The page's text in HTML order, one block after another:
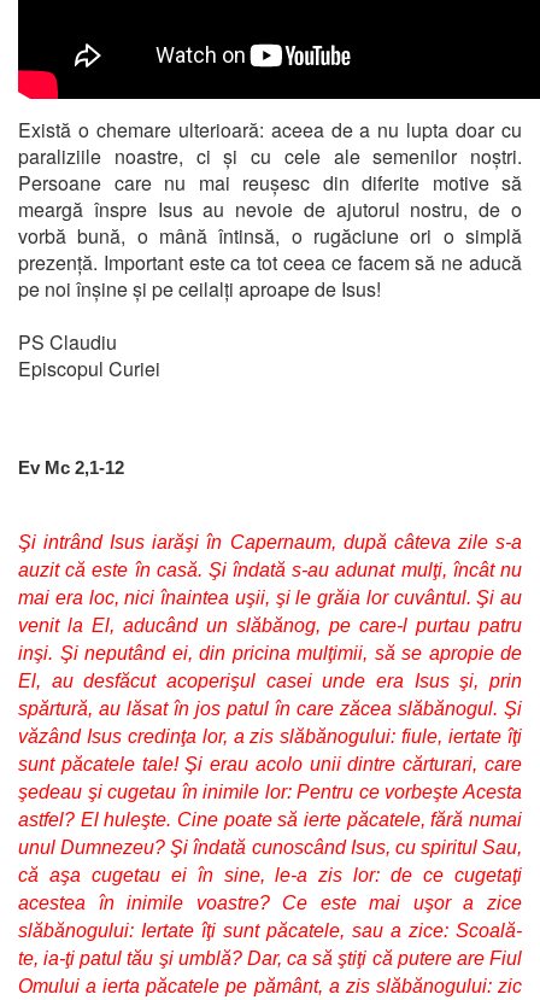
Există o chemare ulterioară: aceea de a nu lupta doar cu
paraliziile noastre, ci și cu cele ale semenilor noștri.
Persoane care nu mai reușesc din diferite motive să
meargă înspre Isus au nevoie de ajutorul nostru, de o
vorbă bună, o mână întinsă, o rugăciune ori o simplă
prezență. Important este ca tot ceea ce facem să ne aducă
pe noi înșine și pe ceilalți aproape de Isus!
PS Claudiu
Episcopul Curiei
Ev Mc 2,1-12
Şi intrând Isus iarăşi în Capernaum, după câteva zile s-a
auzit că este în casă. Şi îndată s-au adunat mulţi, încât nu
mai era loc, nici înaintea uşii, şi le grăia lor cuvântul. Şi au
venit la El, aducând un slăbănog, pe care-l purtau patru
inşi. Şi neputând ei, din pricina mulţimii, să se apropie de
El, au desfăcut acoperişul casei unde era Isus şi, prin
spărtură, au lăsat în jos patul în care zăcea slăbănogul. Şi
văzând Isus credinţa lor, a zis slăbănogului: fiule, iertate îţi
sunt păcatele tale! Şi erau acolo unii dintre cărturari, care
şedeau şi cugetau în inimile lor: Pentru ce vorbeşte Acesta
astfel? El huleşte. Cine poate să ierte păcatele, fără numai
unul Dumnezeu? Şi îndată cunoscând Isus, cu spiritul Sau,
că aşa cugetau ei în sine, le-a zis lor: de ce cugetaţi
acestea în inimile voastre? Ce este mai uşor a zice
slăbănogului: Iertate îţi sunt păcatele, sau a zice: Scoală-
te, ia-ţi patul tău şi umblă? Dar, ca să ştiţi că putere are Fiul
Omului a ierta păcatele pe pământ, a zis slăbănogului: zic